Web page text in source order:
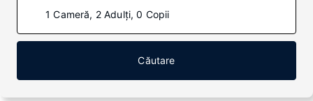
1 Cameră, 2 Adulți, 0 Copii
Căutare